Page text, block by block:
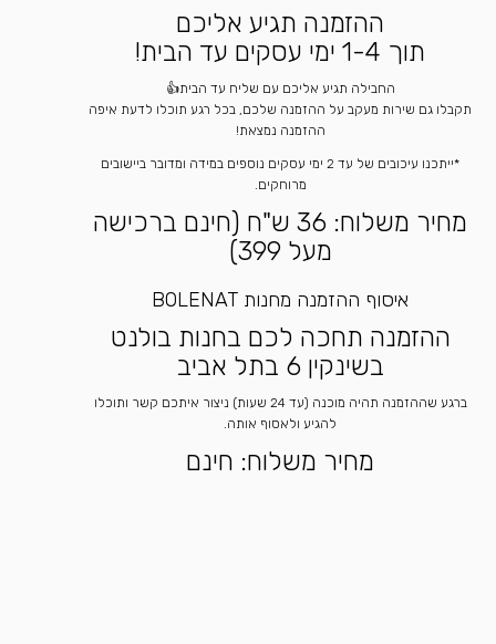
ההזמנה תגיע אליכם
תוך 1-4 ימי עסקים עד הבית!
החבילה תגיע אליכם עם שליח עד הבית👍
תקבלו גם שירות מעקב על ההזמנה שלכם, בכל רגע תוכלו לדעת איפה
ההזמנה נמצאת!
*ייתכנו עיכובים של עד 2 ימי עסקים נוספים במידה ומדובר ביישובים
מרוחקים.
מחיר משלוח: 36 ש"ח (חינם ברכישה
מעל 399)
איסוף ההזמנה מחנות BOLENAT
ההזמנה תחכה לכם בחנות בולנט
בשינקין 6 בתל אביב
ברגע שההזמנה תהיה מוכנה (עד 24 שעות) ניצור איתכם קשר ותוכלו
להגיע ולאסוף אותה.
מחיר משלוח: חינם